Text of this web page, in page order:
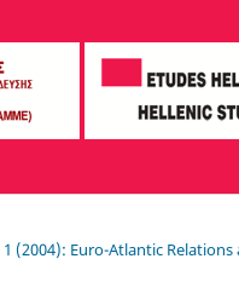
1 (2004): Euro-Atlantic